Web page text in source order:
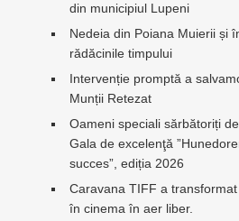
din municipiul Lupeni
Nedeia din Poiana Muierii și
rădăcinile timpului
Intervenție promptă a
Munții Retezat
Oameni speciali sărbătoriți
Gala de excelenţă
succes”, ediția 2026
Caravana TIFF a
în cinema în aer liber.